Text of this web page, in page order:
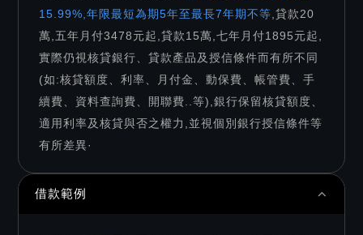
15.99%,年限最短為期5年至最長7年期不等 ,貸款20
萬,五年月付3478元起,貸款15萬,七年月付1895元起,
實際仍視核貸銀行、貸款產品及授信條件而有所不同
(如:核貸額度、利率、月付金、動保費、帳管費、手
續費、資料查詢費、開聯費..等),銀行保留核貸額度、
適用利率及核貸與否之權力,並視個別銀行授信條件等
有所差異·
借款範例